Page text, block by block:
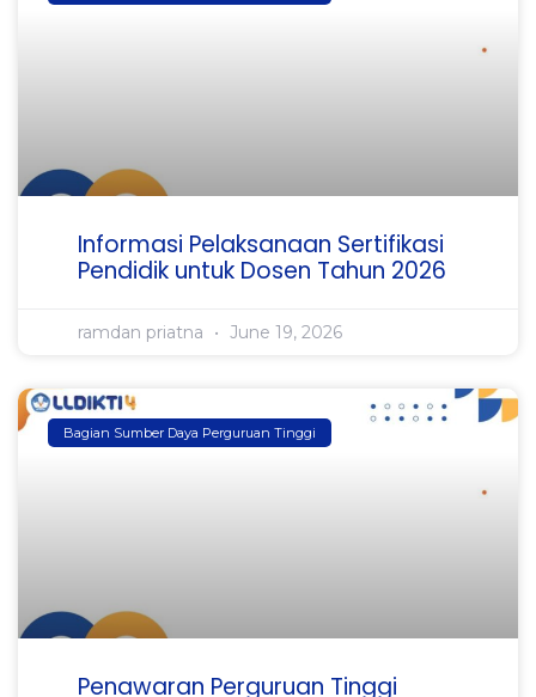
Informasi Pelaksanaan Sertifikasi
Pendidik untuk Dosen Tahun 2026
ramdan priatna June 19, 2026
Bagian Sumber Daya Perguruan Tinggi
Penawaran Perguruan Tinggi